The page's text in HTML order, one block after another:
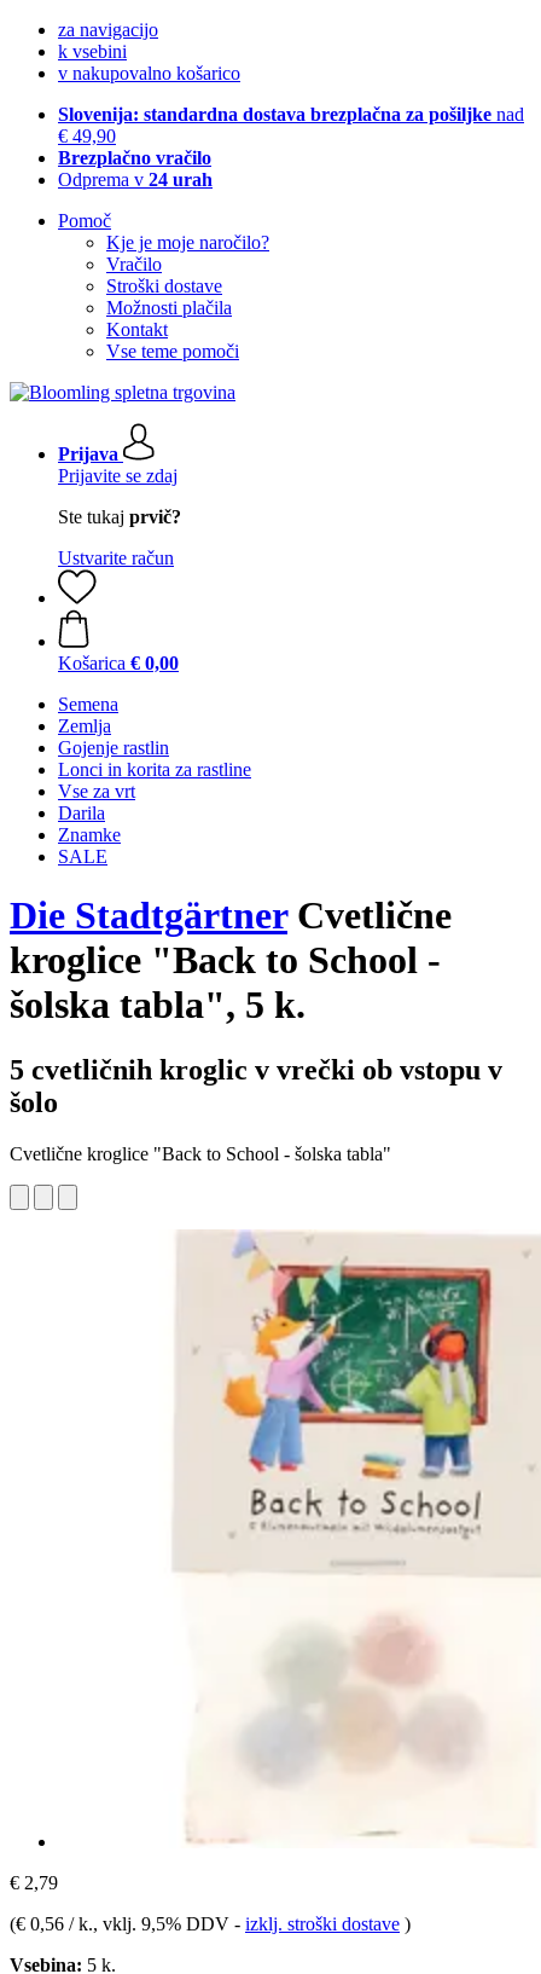
za navigacijo
k vsebini
v nakupovalno košarico
Slovenija: standardna dostava brezplačna za pošiljke nad
€ 49,90
Brezplačno vračilo
Odprema v 24 urah
Pomoč
Kje je moje naročilo?
Vračilo
Stroški dostave
Možnosti plačila
Kontakt
Vse teme pomoči
Prijava
Prijavite se zdaj
Ste tukaj prvič?
Ustvarite račun
Košarica € 0,00
Semena
Zemlja
Gojenje rastlin
Lonci in korita za rastline
Vse za vrt
Darila
Znamke
SALE
Die StadtgärtnerCvetlične
kroglice "Back to School -
šolska tabla", 5 k.
5 cvetličnih kroglic v vrečki ob vstopu v
šolo
Cvetlične kroglice "Back to School - šolska tabla"
€ 2,79
(€ 0,56 / k., vklj. 9,5% DDV - izklj. stroški dostave )
Vsebina: 5 k.